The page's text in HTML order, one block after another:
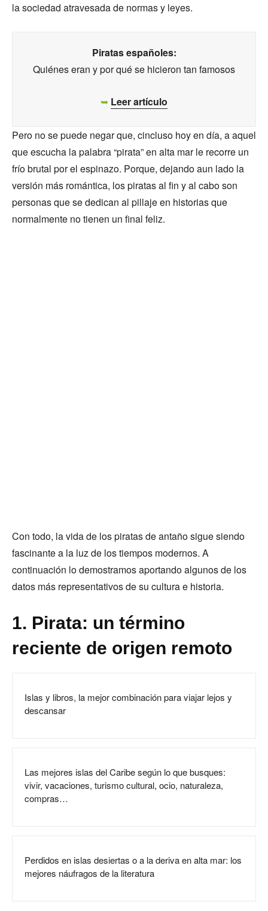
la sociedad atravesada de normas y leyes.
Piratas españoles:
Quiénes eran y por qué se hicieron tan famosos
➥ Leer artículo
Pero no se puede negar que, cincluso hoy en día, a aquel
que escucha la palabra “pirata” en alta mar le recorre un
frío brutal por el espinazo. Porque, dejando aun lado la
versión más romántica, los piratas al fin y al cabo son
personas que se dedican al pillaje en historias que
normalmente no tienen un final feliz.
Con todo, la vida de los piratas de antaño sigue siendo
fascinante a la luz de los tiempos modernos. A
continuación lo demostramos aportando algunos de los
datos más representativos de su cultura e historia.
1. Pirata: un término
reciente de origen remoto
Islas y libros, la mejor combinación para viajar lejos y
descansar
Las mejores islas del Caribe según lo que busques:
vivir, vacaciones, turismo cultural, ocio, naturaleza,
compras…
Perdidos en islas desiertas o a la deriva en alta mar: los
mejores náufragos de la literatura